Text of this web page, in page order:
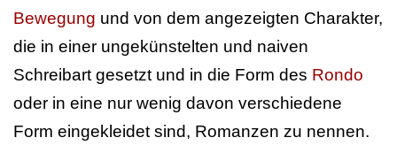
Bewegung und von dem angezeigten Charakter,
die in einer ungekünstelten und naiven
Schreibart gesetzt und in die Form des Rondo
oder in eine nur wenig davon verschiedene
Form eingekleidet sind, Romanzen zu nennen.